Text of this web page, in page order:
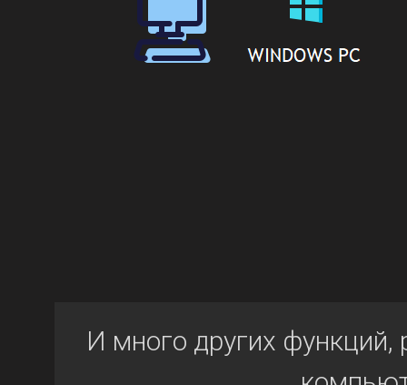
И много других функций,